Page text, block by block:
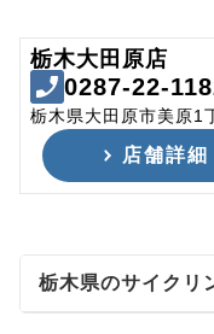
栃木大田原店
0287-22-
栃木県大田原市美原1
店舗詳細
栃木県のサイクリ